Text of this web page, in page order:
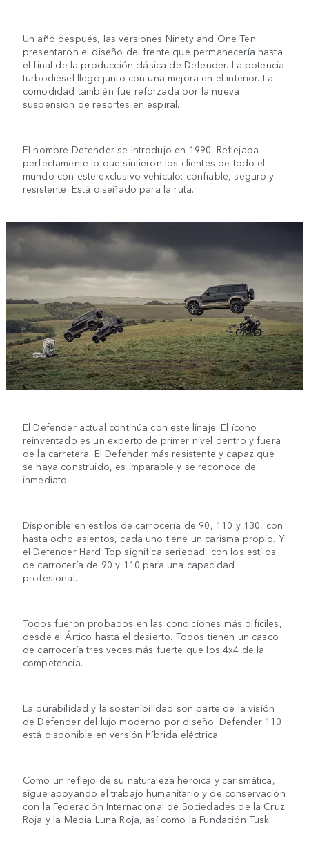
Un año después, las versiones Ninety and One Ten
presentaron el diseño del frente que permanecería hasta
el final de la producción clásica de Defender. La potencia
turbodiésel llegó junto con una mejora en el interior. La
comodidad también fue reforzada por la nueva
suspensión de resortes en espiral.
El nombre Defender se introdujo en 1990. Reflejaba
perfectamente lo que sintieron los clientes de todo el
mundo con este exclusivo vehículo: confiable, seguro y
resistente. Está diseñado para la ruta.
El Defender actual continúa con este linaje. El ícono
reinventado es un experto de primer nivel dentro y fuera
de la carretera. El Defender más resistente y capaz que
se haya construido, es imparable y se reconoce de
inmediato.
Disponible en estilos de carrocería de 90, 110 y 130, con
hasta ocho asientos, cada uno tiene un carisma propio. Y
el Defender Hard Top significa seriedad, con los estilos
de carrocería de 90 y 110 para una capacidad
profesional.
Todos fueron probados en las condiciones más difíciles,
desde el Ártico hasta el desierto. Todos tienen un casco
de carrocería tres veces más fuerte que los 4x4 de la
competencia.
La durabilidad y la sostenibilidad son parte de la visión
de Defender del lujo moderno por diseño. Defender 110
está disponible en versión híbrida eléctrica.
Como un reflejo de su naturaleza heroica y carismática,
sigue apoyando el trabajo humanitario y de conservación
con la Federación Internacional de Sociedades de la Cruz
Roja y la Media Luna Roja, así como la Fundación Tusk.